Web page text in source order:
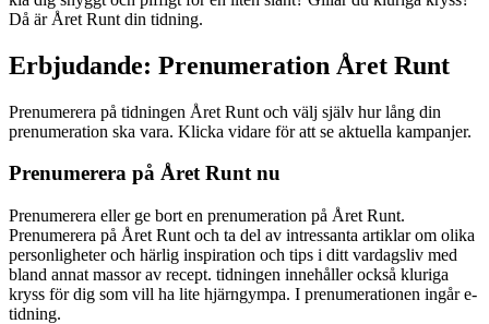
Då är Året Runt din tidning.
Erbjudande: Prenumeration Året Runt
Prenumerera på tidningen Året Runt och välj själv hur lång din
prenumeration ska vara. Klicka vidare för att se aktuella kampanjer.
Prenumerera på Året Runt nu
Prenumerera eller ge bort en prenumeration på Året Runt.
Prenumerera på Året Runt och ta del av intressanta artiklar om olika
personligheter och härlig inspiration och tips i ditt vardagsliv med
bland annat massor av recept. tidningen innehåller också kluriga
kryss för dig som vill ha lite hjärngympa. I prenumerationen ingår e-
tidning.